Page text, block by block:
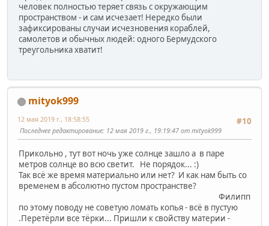
человек полностью теряет связь с окружающим
пространством - и сам исчезает! Нередко были
зафиксированы случаи исчезновения кораблей,
самолетов и обычных людей: одного Бермудского
треугольника хватит!
mityok999
#10
12 мая 2019 г., 18:58:55
Последнее редактирование: 12 мая 2019 г., 19:19:47 от mityok999
Прикольно , тут вот ночь уже солнце зашло а в паре
метров солнце во всю светит. Не порядок... :)
Так всё же время материально или нет? И как нам быть со
временем в абсолютно пустом пространстве?
Филипп
по этому поводу не советую ломать копья - всё в пустую
.Перетёрли все тёрки... Пришли к свойству материи -